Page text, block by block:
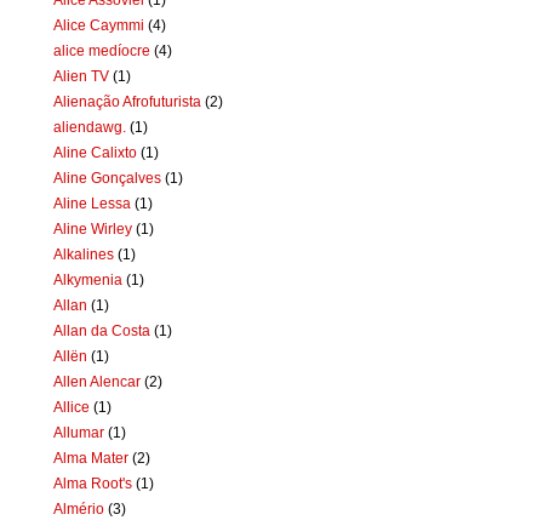
Alice Caymmi (4)
alice medíocre (4)
Alien TV (1)
Alienação Afrofuturista (2)
aliendawg. (1)
Aline Calixto (1)
Aline Gonçalves (1)
Aline Lessa (1)
Aline Wirley (1)
Alkalines (1)
Alkymenia (1)
Allan (1)
Allan da Costa (1)
Allën (1)
Allen Alencar (2)
Allice (1)
Allumar (1)
Alma Mater (2)
Alma Root's (1)
Almério (3)